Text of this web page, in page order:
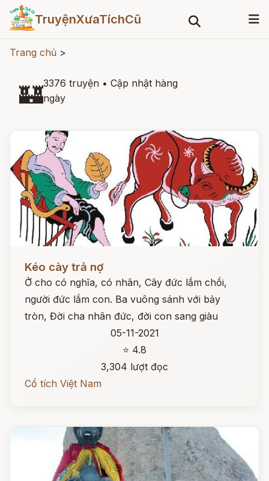
TruyệnXưaTíchCũ
Trang chủ >
🏰3376 truyện • Cập nhật hàng
ngày
Kéo cày trả nợ
Ở cho có nghĩa, có nhân, Cây đức lắm chồi,
người đức lắm con. Ba vuông sánh với bảy
tròn, Đời cha nhân đức, đời con sang giàu
05-11-2021
⭐ 4.8
3,304 lượt đọc
Cổ tích Việt Nam